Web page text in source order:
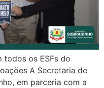
todos os ESFs do
A Secretaria de
em parceria com a